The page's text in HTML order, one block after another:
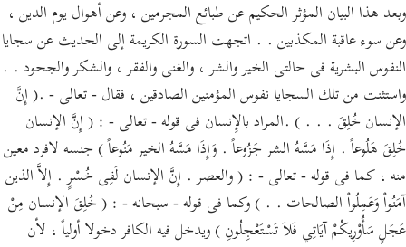
وبعد هذا البيان المؤثر الحكيم عن طبائع المجرمين ، وعن أهوال يوم الدين ،
وعن سوء عاقبة المكذبين . . اتجهت السورة الكريمة إلى الحديث عن سجايا
النفوس البشرية فى حالتى الخير والشر ، والغنى والفقر ، والشكر والجحود . .
واستثنت من تلك السجايا نفوس المؤمنين الصادقين ، فقال - تعالى - .( إِنَّ
الإنسان خُلِقَ . . . ) .المراد بالإِنسان فى قوله - تعالى - : ( إِنَّ الإنسان
خُلِقَ هَلُوعاً . إِذَا مَسَّهُ الشر جَزُوعاً . وَإِذَا مَسَّهُ الخير مَنُوعاً ) جنسه لافرد معين
منه ، كما فى قوله - تعالى - : ( والعصر . إِنَّ الإنسان لَفِى خُسْرٍ . إِلاَّ الذين
آمَنُواْ وَعَمِلُواْ الصالحات . . ) وكما فى قوله - سبحانه - : ( خُلِقَ الإنسان مِنْ
عَجَلٍ سَأُوْرِيكُمْ آيَاتِي فَلاَ تَسْتَعْجِلُونِ ) ويدخل فيه الكافر دخولا أولياً ، لأن